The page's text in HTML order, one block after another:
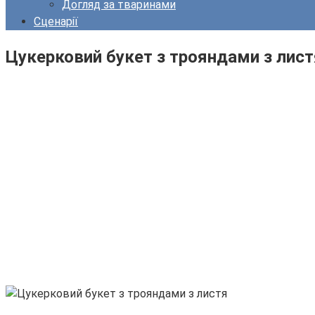
Догляд за тваринами
Сценарії
Цукерковий букет з трояндами з